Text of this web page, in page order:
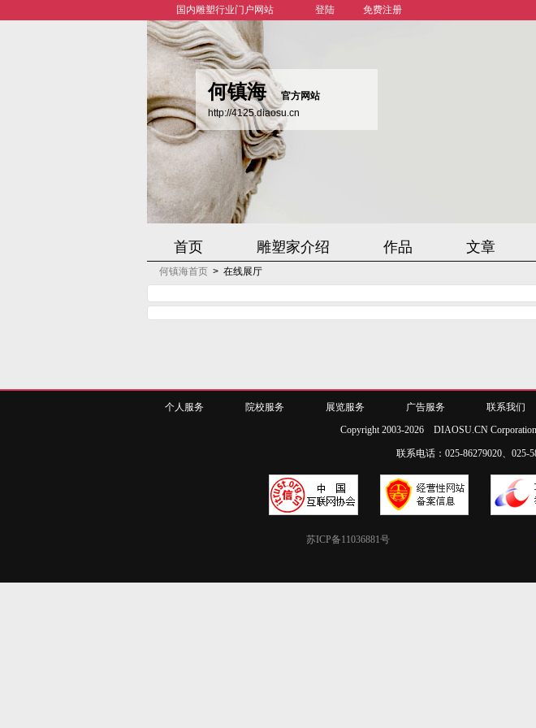
国内雕塑行业门户网站 登陆 免费注册
何镇海
官方网站
http://4125.diaosu.cn
首页 雕塑家介绍 作品 文章
何镇海首页 > 在线展厅
个人服务 院校服务 展览服务 广告服务 联系我们
Copyright 2003-2026 DIAOSU.CN
联系电话：025-86279020、025-
苏ICP备11036881号